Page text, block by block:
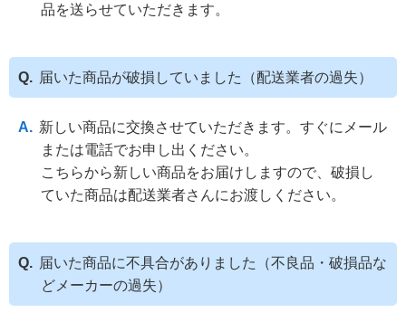
品を送らせていただきます。
届いた商品が破損していました（配送業者の過失）
新しい商品に交換させていただきます。すぐにメール
または電話でお申し出ください。
こちらから新しい商品をお届けしますので、破損し
ていた商品は配送業者さんにお渡しください。
届いた商品に不具合がありました（不良品・破損品な
どメーカーの過失）